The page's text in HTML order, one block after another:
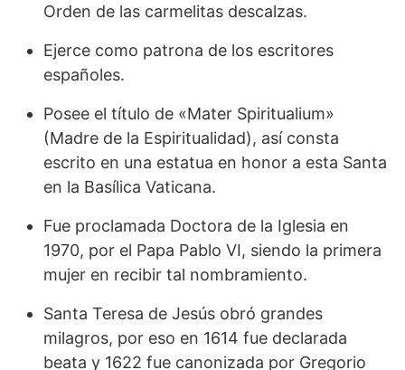
Orden de las carmelitas descalzas.
Ejerce como patrona de los escritores
españoles.
Posee el título de «Mater Spiritualium»
(Madre de la Espiritualidad), así consta
escrito en una estatua en honor a esta Santa
en la Basílica Vaticana.
Fue proclamada Doctora de la Iglesia en
1970, por el Papa Pablo VI, siendo la primera
mujer en recibir tal nombramiento.
Santa Teresa de Jesús obró grandes
milagros, por eso en 1614 fue declarada
beata y 1622 fue canonizada por Gregorio